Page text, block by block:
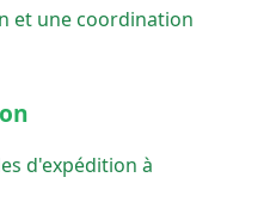
et une coordination
d'expédition à